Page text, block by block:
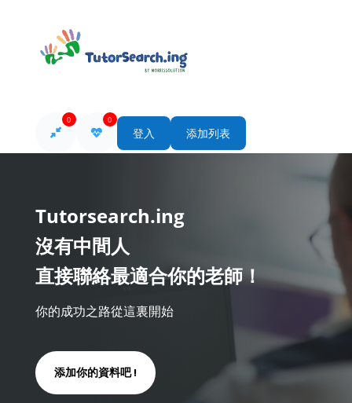
0 0
登入 添加列表
Tutorsearch.ing
沒有中間人
直接聯絡最適合你的老師！
你的成功之路從這裏開始
添加你的資料吧 !